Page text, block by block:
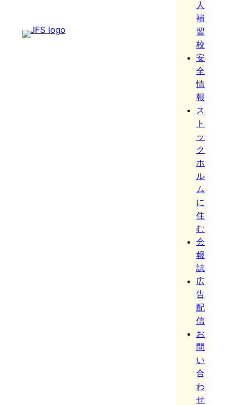
人
補
習
校
安
全
情
報
ス
ト
ッ
ク
ホ
ル
ム
に
住
む
会
報
誌
広
告
配
信
お
問
い
合
わ
せ